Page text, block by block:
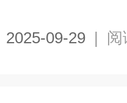
2025-09-29 | 阅